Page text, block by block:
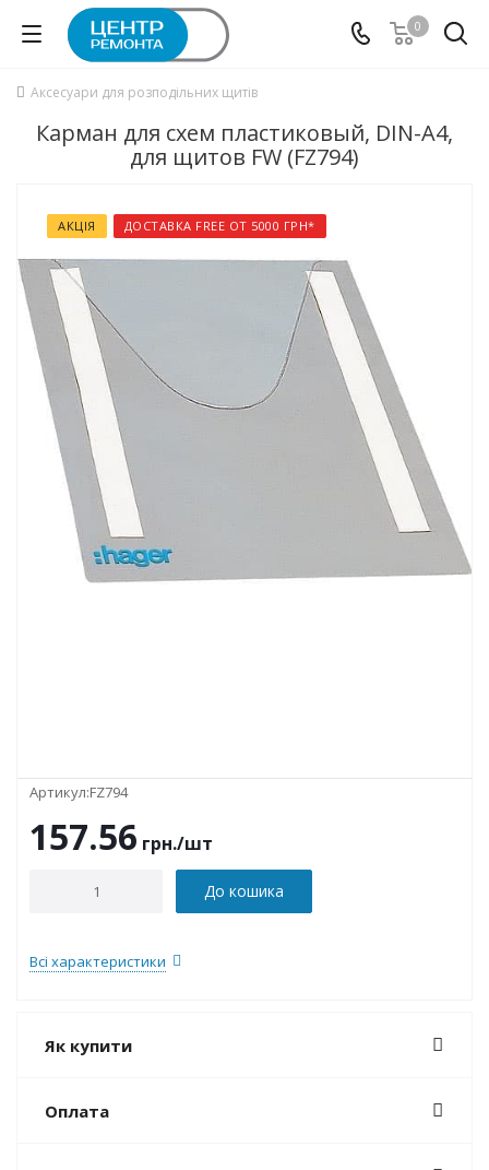
0
Аксесуари для розподільних щитів
Карман для схем пластиковый, DIN-A4,
для щитов FW (FZ794)
АКЦІЯ ДОСТАВКА FREE ОТ 5000 ГРН*
Артикул:FZ794
157.56 грн./шт
До кошика
Всі характеристики
Як купити
Оплата